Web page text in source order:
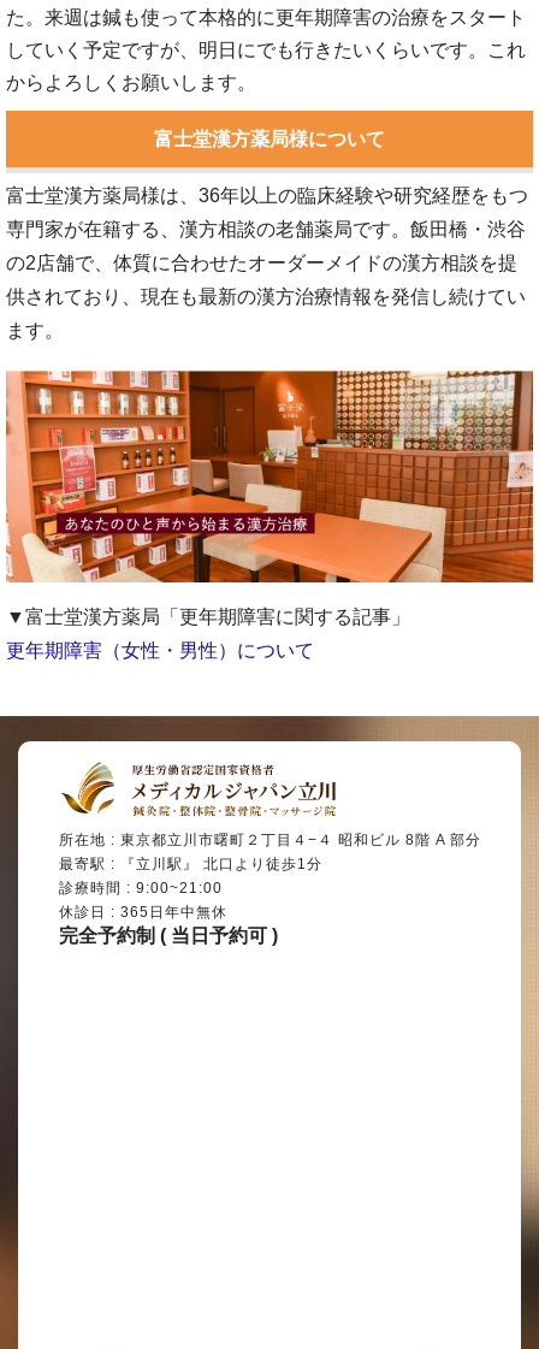
た。来週は鍼も使って本格的に更年期障害の治療をスタート
していく予定ですが、明日にでも行きたいくらいです。これ
からよろしくお願いします。
富士堂漢方薬局様について
富士堂漢方薬局様は、36年以上の臨床経験や研究経歴をもつ
専門家が在籍する、漢方相談の老舗薬局です。飯田橋・渋谷
の2店舗で、体質に合わせたオーダーメイドの漢方相談を提
供されており、現在も最新の漢方治療情報を発信し続けてい
ます。
▼富士堂漢方薬局「更年期障害に関する記事」
更年期障害（女性・男性）について
所在地 : 東京都立川市曙町２丁目４−４ 昭和ビル 8階 A 部分
最寄駅 : 『立川駅』 北口より徒歩1分
診療時間 : 9:00~21:00
休診日 : 365日年中無休
完全予約制 ( 当日予約可 )